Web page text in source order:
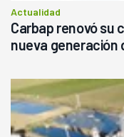
Actualidad
Carbap renovó su
nueva generación